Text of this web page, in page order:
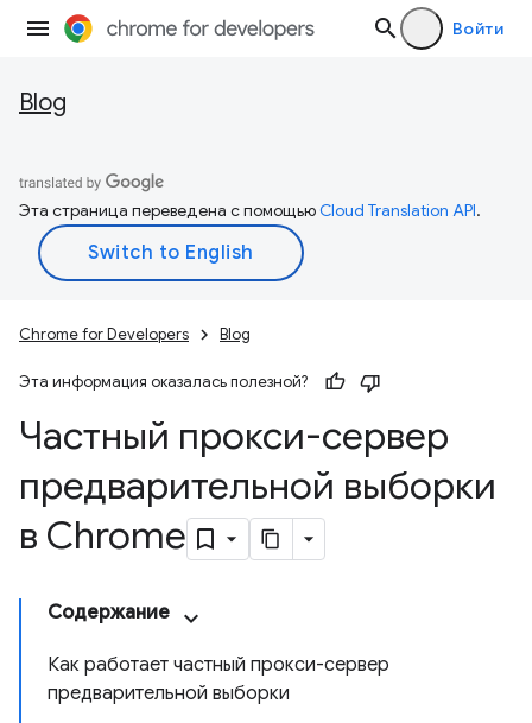
Войти
Blog
Эта страница переведена с помощьюCloud Translation API.
Chrome for Developers Blog
Эта информация оказалась полезной?
Частный прокси-сервер
предварительной выборки
в Chrome
Содержание
Как работает частный прокси-сервер
предварительной выборки